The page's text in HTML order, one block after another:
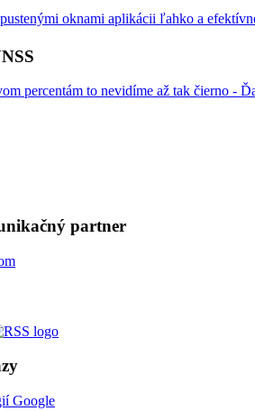
oknami aplikácii ľahko a
partner
Google